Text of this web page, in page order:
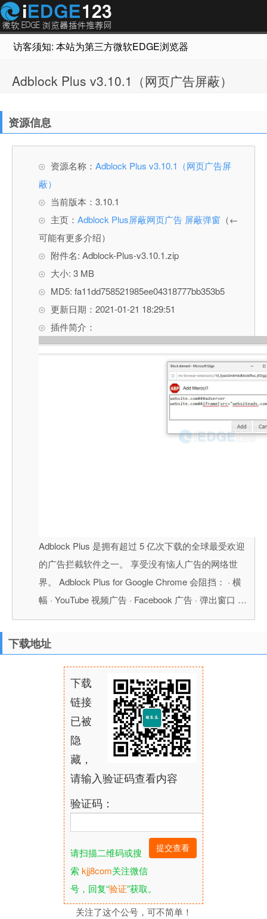
访客须知: 本站为第三方微软EDGE浏览器插件推荐网站，
Adblock Plus v3.10.1（网页广告屏蔽）
资源信息
资源名称： Adblock Plus v3.10.1（网页广告屏
蔽）
当前版本：3.10.1
主页： Adblock Plus屏蔽网页广告 屏蔽弹窗 （←
可能有更多介绍）
附件名: Adblock-Plus-v3.10.1.zip
大小: 3 MB
MD5: fa11dd758521985ee04318777bb353b5
更新日期：2021-01-21 18:29:51
插件简介：
Adblock Plus 是拥有超过 5 亿次下载的全球最受欢迎
的广告拦截软件之一。 享受没有恼人广告的网络世
界。 Adblock Plus for Google Chrome 会阻挡： · 横
幅 · YouTube 视频广告 · Facebook 广告 · 弹出窗口 …
下载地址
下载
链接
已被
隐
藏，
请输入验证码查看内容
验证码：
请扫描二维码或搜
索kjj8com关注微信
号，回复“验证”获取。
关注了这个公号，可不简单！